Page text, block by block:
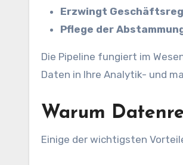
Erzwingt
Pflege der
Die Pipeline fungiert im
Daten in Ihre Analytik- und
Warum
Einige der wichtigsten